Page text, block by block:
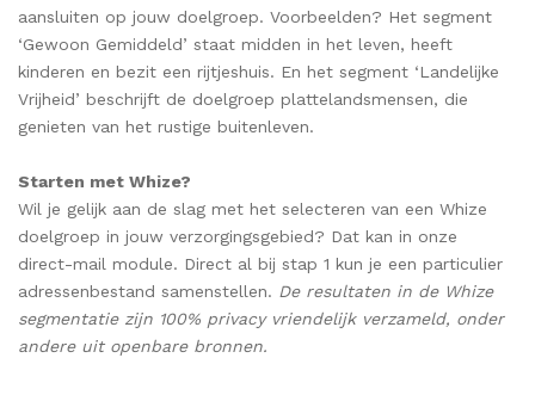
aansluiten op jouw doelgroep. Voorbeelden? Het segment
‘Gewoon Gemiddeld’ staat midden in het leven, heeft
kinderen en bezit een rijtjeshuis. En het segment ‘Landelijke
Vrijheid’ beschrijft de doelgroep plattelandsmensen, die
genieten van het rustige buitenleven.
Starten met Whize?
Wil je gelijk aan de slag met het selecteren van een Whize
doelgroep in jouw verzorgingsgebied? Dat kan in onze
direct-mail module. Direct al bij stap 1 kun je een particulier
adressenbestand samenstellen. De resultaten in de Whize
segmentatie zijn 100% privacy vriendelijk verzameld, onder
andere uit openbare bronnen.